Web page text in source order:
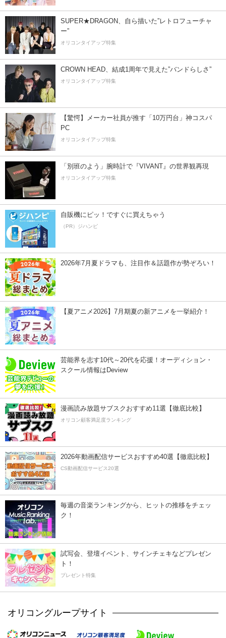
SUPER★DRAGON、自ら描いた”レトロフューチャ
ー”
オリコンタイアップ特集
CROWN HEAD、結成1周年で見えた”バンドらしさ”
オリコンタイアップ特集
【驚愕】メーカー社員が推す「10万円台」神コスパ
PC
オリコンタイアップ特集
「別班のよう」腕時計で『VIVANT』の世界観再現
オリコンタイアップ特集
自販機にピッ！ですぐに買えちゃう
（PR）ジハンピ
2026年7月夏ドラマも、注目作＆話題作が勢ぞろい！
【夏アニメ2026】7月期夏の新アニメを一挙紹介！
芸能界を志す10代～20代を応援！オーディション・
スクール情報はDeview
漫画読み放題サブスクおすすめ11選【徹底比較】
オリコン顧客満足度ランキング
2026年動画配信サービスおすすめ40選【徹底比較】
CS動画配信サービス20選
毎週の音楽ランキングから、ヒットの推移をチェッ
ク！
試写会、登壇イベント、サインチェキなどプレゼン
ト！
プレゼント特集
オリコングループサイト